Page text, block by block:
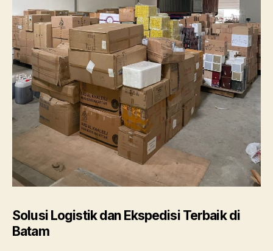
Solusi Logistik dan Ekspedisi Terbaik di
Batam